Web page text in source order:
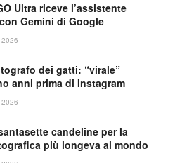
Ultra riceve l’assistente
Gemini di Google
dei gatti: “virale”
anni prima di Instagram
candeline per la
più longeva al mondo